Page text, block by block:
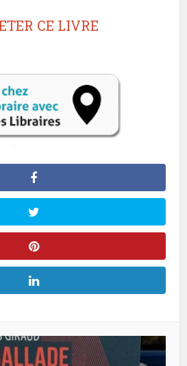
CE LIVRE